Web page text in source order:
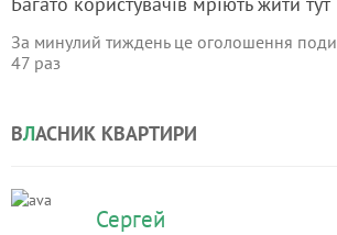
За минулий тиждень це оголошення
47 раз
ВЛАСНИК КВАРТИРИ
Сергей